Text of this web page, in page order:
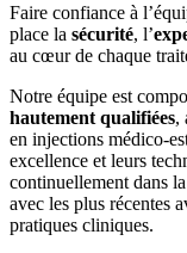
Faire confiance à
place la sécurité, l’
au cœur de chaque
Notre équipe est
hautement qualifiées,
en injections médico-
excellence et leurs
continuellement dans la
avec les plus récentes
pratiques cliniques.